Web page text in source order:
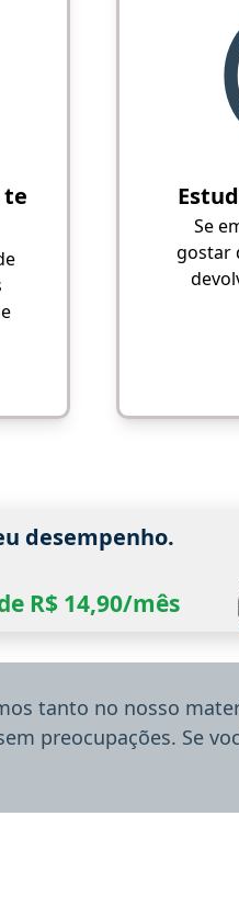
te
Se
gostar
desempenho.
R$ 14,90/mês
tanto no nosso
preocupações. Se